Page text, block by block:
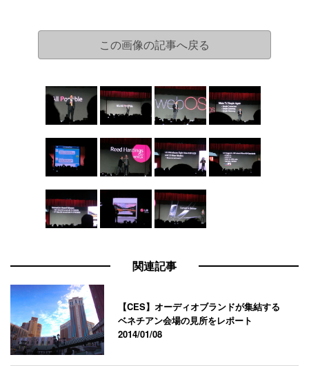
この画像の記事へ戻る
関連記事
【CES】オーディオブランドが集結する
ベネチアン会場の見所をレポート
2014/01/08